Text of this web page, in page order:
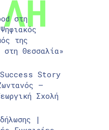
στη
της
στη Θεσσαλία»
Story
–
Σχολή
|